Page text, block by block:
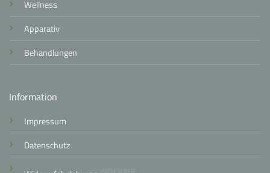
Wellness
Apparativ
Behandlungen
Information
Impressum
Datenschutz